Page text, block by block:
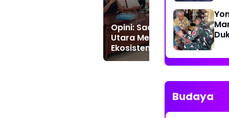
Opini: Saatnya Sumatera
Utara Membangun
Ekosistem, Bukan
Sekadar
Menyelenggarakan
Budaya